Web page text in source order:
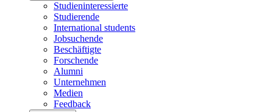
Studieninteressierte
Studierende
International students
Jobsuchende
Beschäftigte
Forschende
Alumni
Unternehmen
Medien
Feedback